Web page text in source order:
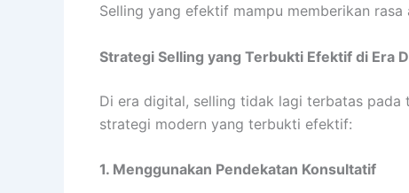
Selling yang efektif mampu memberikan
Strategi Selling yang Terbukti Efektif di Era
Di era digital, selling tidak lagi terbatas pada
strategi modern yang terbukti efektif:
1. Menggunakan Pendekatan Konsultatif